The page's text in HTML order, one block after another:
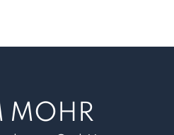
MOHR